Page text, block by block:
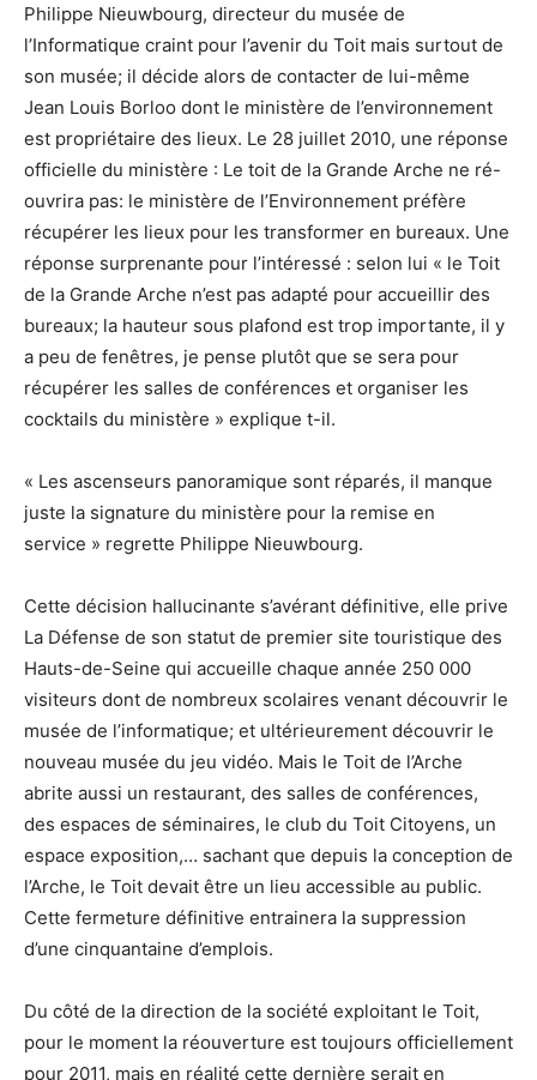
Philippe Nieuwbourg, directeur du musée de
l’Informatique craint pour l’avenir du Toit mais surtout de
son musée; il décide alors de contacter de lui-même
Jean Louis Borloo dont le ministère de l’environnement
est propriétaire des lieux. Le 28 juillet 2010, une réponse
officielle du ministère : Le toit de la Grande Arche ne ré-
ouvrira pas: le ministère de l’Environnement préfère
récupérer les lieux pour les transformer en bureaux. Une
réponse surprenante pour l’intéressé : selon lui « le Toit
de la Grande Arche n’est pas adapté pour accueillir des
bureaux; la hauteur sous plafond est trop importante, il y
a peu de fenêtres, je pense plutôt que se sera pour
récupérer les salles de conférences et organiser les
cocktails du ministère » explique t-il.
« Les ascenseurs panoramique sont réparés, il manque
juste la signature du ministère pour la remise en
service » regrette Philippe Nieuwbourg.
Cette décision hallucinante s’avérant définitive, elle prive
La Défense de son statut de premier site touristique des
Hauts-de-Seine qui accueille chaque année 250 000
visiteurs dont de nombreux scolaires venant découvrir le
musée de l’informatique; et ultérieurement découvrir le
nouveau musée du jeu vidéo. Mais le Toit de l’Arche
abrite aussi un restaurant, des salles de conférences,
des espaces de séminaires, le club du Toit Citoyens, un
espace exposition,… sachant que depuis la conception de
l’Arche, le Toit devait être un lieu accessible au public.
Cette fermeture définitive entrainera la suppression
d’une cinquantaine d’emplois.
Du côté de la direction de la société exploitant le Toit,
pour le moment la réouverture est toujours officiellement
pour 2011, mais en réalité cette dernière serait en